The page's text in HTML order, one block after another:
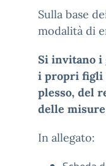
Sulla base
modalità di
Si invitano i
i propri figli
plesso, del
delle
In allegato: